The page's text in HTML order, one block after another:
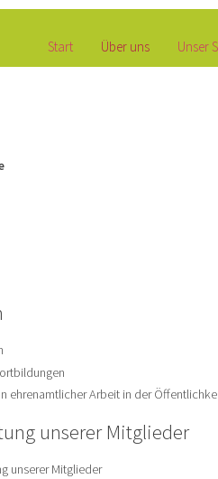
Start Über uns Unser
ehrenamtlicher Arbeit in der
unserer Mitglieder
unserer Mitglieder